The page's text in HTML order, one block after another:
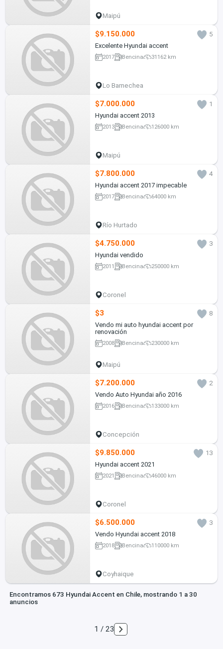
Maipú
$9.150.000
5
Excelente Hyundai accent
2017 Bencina 31162 km
Lo Barnechea
$7.000.000
1
Hyundai accent 2013
2013 Bencina 126000 km
Maipú
$7.800.000
4
Hyundai accent 2017 impecable
2017 Bencina 64000 km
Río Hurtado
$4.750.000
3
Hyundai vendido
2011 Bencina 250000 km
Coronel
$3
8
Vendo mi auto hyundai accent por
renovación
2008 Bencina 230000 km
Maipú
$7.200.000
2
Vendo Auto Hyundai año 2016
2016 Bencina 133000 km
Concepción
$9.850.000
13
Hyundai accent 2021
2021 Bencina 46000 km
Coronel
$6.500.000
3
Vendo Hyundai accent 2018
2018 Bencina 110000 km
Coyhaique
Encontramos 673 Hyundai Accent en Chile, mostrando 1 a 30
anuncios
1 / 23